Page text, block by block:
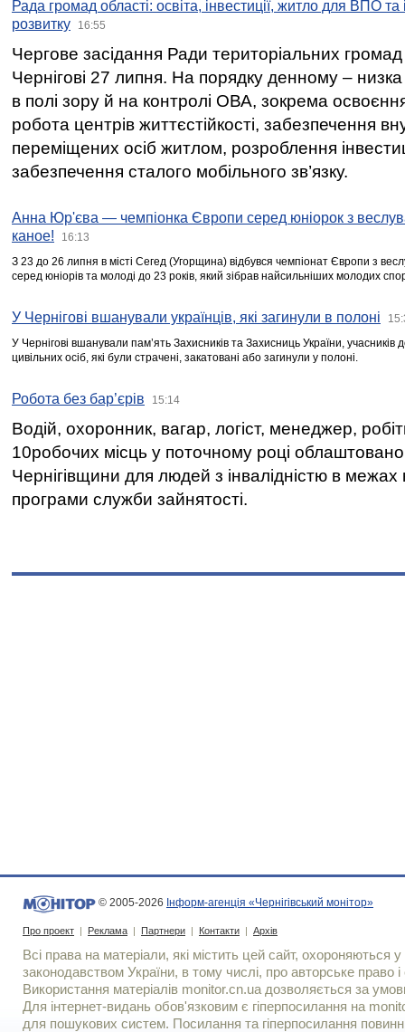
Рада громад області: освіта, інвестиції, житло для ВПО
розвитку
16:55
Чергове засідання Ради територіальних громад
Чернігові 27 липня. На порядку денному –
в полі зору й на контролі ОВА, зокрема освоєння
робота центрів життєстійкості, забезпечення
переміщених осіб житлом, розроблення
забезпечення сталого мобільного зв’язку.
Анна Юр'єва — чемпіонка Європи серед юніорок з
каное!
16:13
З 23 до 26 липня в місті Сегед (Угорщина) відбувся чемпіонат Європи з
серед юніорів та молоді до 23 років, який зібрав найсильніших молодих
У Чернігові вшанували українців, які загинули в полоні
У Чернігові вшанували пам’ять Захисників та Захисниць України,
цивільних осіб, які були страчені, закатовані або загинули у полоні.
Робота без бар’єрів 15:14
Водій, охоронник, вагар, логіст, менеджер,
10робочих місць у поточному році
Чернігівщини для людей з інвалідністю в межах
програми служби зайнятості.
© 2005-2026 Інформ-агенція «Чернігівський монітор»
Про проект | Реклама | Партнери | Контакти | Архів
Всі права на матеріали, які містить цей сайт, охороняються у
законодавством України, в тому числі, про авторське право і
Використання матерiалiв monitor.cn.ua дозволяється за
Для iнтернет-видань обов'язковим є гiперпосилання на
для пошукових систем. Посилання та гіперпосилання